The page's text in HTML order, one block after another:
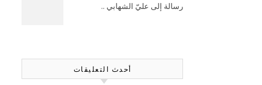
رسالة إلى عليّ الشهابي ..
أحدث التعليقات